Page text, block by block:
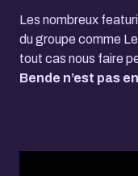
Les nombreux
du groupe comme
tout cas nous faire
Bende n’est pas